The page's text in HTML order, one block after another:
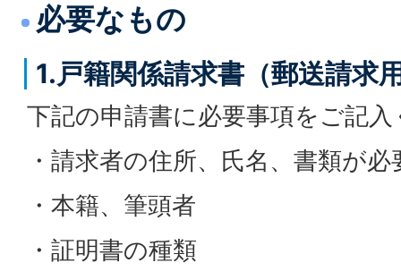
必要なもの
1.戸籍関係請求書（郵送請求
下記の申請書に必要事項をご記
・請求者の住所、氏名、書類が
・本籍、筆頭者
・証明書の種類